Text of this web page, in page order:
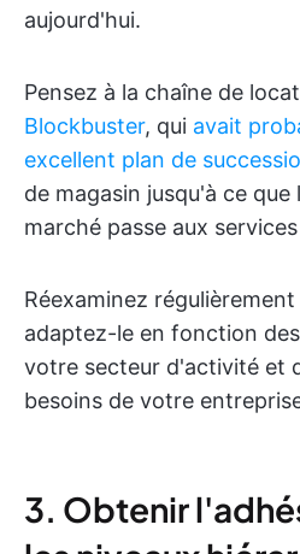
aujourd'hui.
Pensez à la chaîne de
Blockbuster, qui avait
excellent plan de
de magasin jusqu'à ce que
marché passe aux
Réexaminez
adaptez-le en fonction
votre secteur d'activité et
besoins de votre
3. Obtenir